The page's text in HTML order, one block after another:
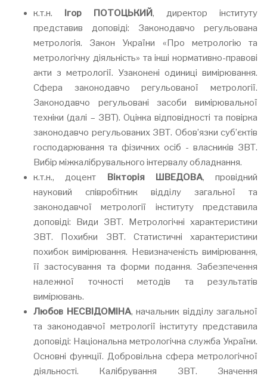
к.т.н. Ігор ПОТОЦЬКИЙ, директор інституту
представив доповіді: Законодавчо регульована
метрологія. Закон України «Про метрологію та
метрологічну діяльність» та інші нормативно-правові
акти з метрології. Узаконені одиниці вимірювання.
Сфера законодавчо регульованої метрології.
Законодавчо регульовані засоби вимірювальної
техніки (далі – ЗВТ). Оцінка відповідності та повірка
законодавчо регульованих ЗВТ. Обов’язки суб’єктів
господарювання та фізичних осіб - власників ЗВТ.
Вибір міжкалібрувального інтервалу обладнання.
к.т.н., доцент Вікторія ШВЕДОВА, провідний
науковий співробітник відділу загальної та
законодавчої метрології інституту представила
доповіді: Види ЗВТ. Метрологічні характеристики
ЗВТ. Похибки ЗВТ. Статистичні характеристики
похибок вимірювання. Невизначеність вимірювання,
її застосування та форми подання. Забезпечення
належної точності методів та результатів
вимірювань.
Любов НЕСВІДОМІНА, начальник відділу загальної
та законодавчої метрології інституту представила
доповіді: Національна метрологічна служба України.
Основні функції. Добровільна сфера метрологічної
діяльності. Калібрування ЗВТ. Значення